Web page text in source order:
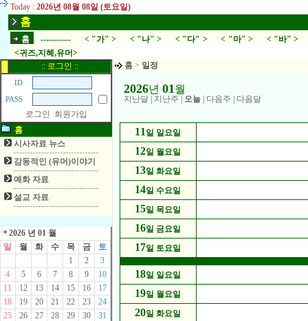
Today : 2026년 08월 08일 (토요일)
홈
홈 ----------- < "가" > < "나" > < "다" > < "마" > < "바" >
<귀즈,지혜,유머>
:: 로그인 ::
ID
PASS
로그인
회원가입
홈
시사자료 뉴스
감동적인 (유머)이야기
예화 자료
설교 자료
2026 년 01 월
일
월 화 수 목 금
토
1
2
3
4
5 6 7 8 9
10
11
12 13 14 15 16
17
18
19 20 21 22 23
24
25
26 27 28 29 30 31
홈 > 일정
2026년 01월
지난달 지난주 오늘 다음주 다음달
11 일 일요일
12일 월요일
13일 화요일
14일 수요일
15일 목요일
16일 금요일
17일 토요일
18일 일요일
19일 월요일
20일 화요일